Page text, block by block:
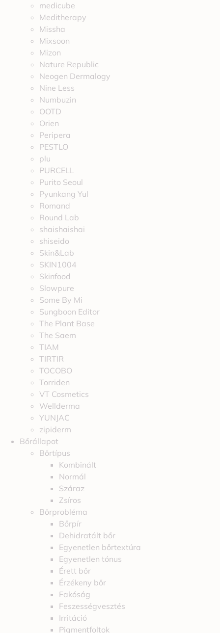
medicube
Meditherapy
Missha
Mixsoon
Mizon
Nature Republic
Neogen Dermalogy
Nine Less
Numbuzin
OOTD
Orien
Peripera
PESTLO
plu
PURCELL
Purito Seoul
Pyunkang Yul
Romand
Round Lab
shaishaishai
shiseido
Skin&Lab
SKIN1004
Skinfood
Slowpure
Some By Mi
Sungboon Editor
The Plant Base
The Saem
TIAM
TIRTIR
TOCOBO
Torriden
VT Cosmetics
Wellderma
YUNJAC
zipiderm
Bőrállapot
Bőrtípus
Kombinált
Normál
Száraz
Zsíros
Bőrprobléma
Bőrpír
Dehidratált bőr
Egyenetlen bőrtextúra
Egyenetlen tónus
Érett bőr
Érzékeny bőr
Fakóság
Feszességvesztés
Irritáció
Pigmentfoltok